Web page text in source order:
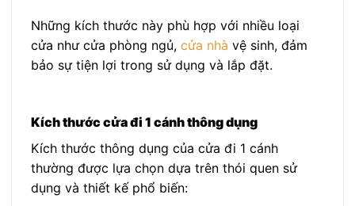
Những kích thước này phù hợp với nhiều loại
cửa như cửa phòng ngủ, cửa nhà vệ sinh, đảm
bảo sự tiện lợi trong sử dụng và lắp đặt.
Kích thước cửa đi 1 cánh thông dụng
Kích thước thông dụng của cửa đi 1 cánh
thường được lựa chọn dựa trên thói quen sử
dụng và thiết kế phổ biến: